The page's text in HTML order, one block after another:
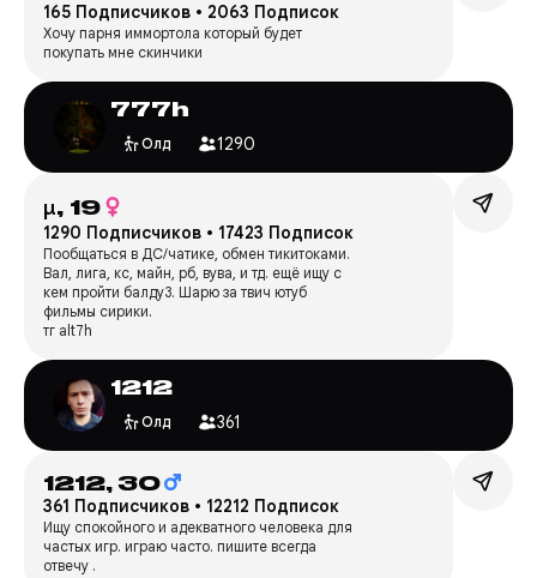
165 Подписчиков • 2063 Подписок
Хочу парня иммортола который будет
покупать мне скинчики
777h
Олд 1290
μ, 19
1290 Подписчиков • 17423 Подписок
Пообщаться в ДС/чатике, обмен тикитоками.
Вал, лига, кс, майн, рб, вува, и тд. ещё ищу с
кем пройти балду3. Шарю за твич ютуб
фильмы сирики.
тг alt7h
1212
Олд 361
1212, 30
361 Подписчиков • 12212 Подписок
Ищу спокойного и адекватного человека для
частых игр. играю часто. пишите всегда
отвечу .